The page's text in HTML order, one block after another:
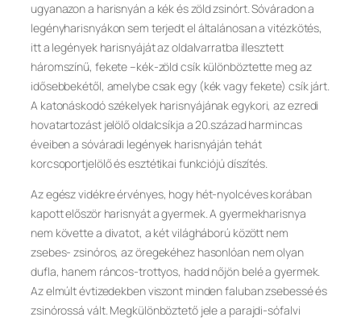
ugyanazon a harisnyán a kék és zöld zsinórt. Sóváradon a
legényharisnyákon sem terjedt el általánosan a vitézkötés,
itt a legények harisnyáját az oldalvarratba illesztett
háromszínű, fekete –kék-zöld csík különböztette meg az
idősebbekétől, amelybe csak egy (kék vagy fekete) csík járt.
A katonáskodó székelyek harisnyájának egykori, az ezredi
hovatartozást jelölő oldalcsíkja a 20.század harmincas
éveiben a sóváradi legények harisnyáján tehát
korcsoportjelölő és esztétikai funkciójú díszítés.
Az egész vidékre érvényes, hogy hét-nyolcéves korában
kapott először harisnyát a gyermek. A gyermekharisnya
nem követte a divatot, a két világháború között nem
zsebes- zsinóros, az öregekéhez hasonlóan nem olyan
dufla, hanem ráncos-trottyos, hadd nőjön belé a gyermek.
Az elmúlt évtizedekben viszont minden faluban zsebessé és
zsinórossá vált. Megkülönböztető jele a parajdi-sófalvi